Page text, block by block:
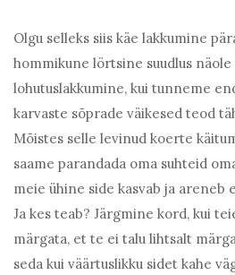
Olgu selleks siis käe lakkumine
hommikune lörtsine suudlus
lohutuslakkumine, kui tunneme
karvaste sõprade väikesed teod
Mõistes selle levinud koerte
saame parandada oma suhteid
meie ühine side kasvab ja areneb
Ja kes teab? Järgmine kord, kui
märgata, et te ei talu lihtsalt
seda kui väärtuslikku sidet kahe